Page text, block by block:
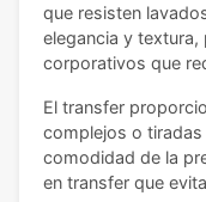
que resisten
elegancia y
corporativos que
El transfer
complejos o tiradas
comodidad de la
en transfer que